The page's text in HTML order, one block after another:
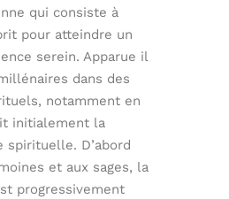
qui consiste à
pour atteindre un
serein. Apparue il
dans des
notamment en
initialement la
spirituelle. D’abord
et aux sages, la
progressivement